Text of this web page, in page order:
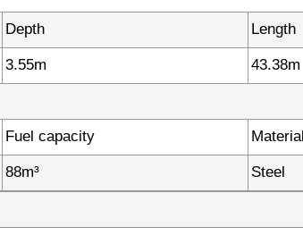
Length
Depth
43.38m
3.55m
Material
Fuel capacity
88m³